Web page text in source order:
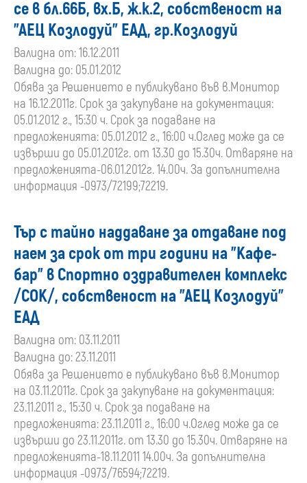
се в бл.66Б, вх.Б, ж.к.2, собственост на
"АЕЦ Козлодуй" ЕАД, гр.Козлодуй
Валидна от: 16.12.2011
Валидна до: 05.01.2012
Обява за Решението е публикувано във в.Монитор
на 16.12.2011г. Срок за закупуване на документация:
05.01.2012 г., 15:30 ч. Срок за подаване на
предложенията: 05.01.2012 г., 16:00 ч.Оглед може да се
извърши до 05.01.2012г. от 13.30 до 15.30ч. Отваряне на
предложенията-06.01.2012г. 14.00ч. За допълнителна
информация -0973/72199;72219.
Тър с тайно наддаване за отдаване под
наем за срок от три години на "Кафе-
бар" в Спортно оздравителен комплекс
/СОК/, собственост на "АЕЦ Козлодуй"
ЕАД
Валидна от: 03.11.2011
Валидна до: 23.11.2011
Обява за Решението е публикувано във в.Монитор
на 03.11.2011г. Срок за закупуване на документация:
23.11.2011 г., 15:30 ч. Срок за подаване на
предложенията: 23.11.2011 г., 16:00 ч.Оглед може да се
извърши до 23.11.2011г. от 13.30 до 15.30ч. Отваряне на
предложенията-18.11.2011 14.00ч. За допълнителна
информация -0973/76594;72219.